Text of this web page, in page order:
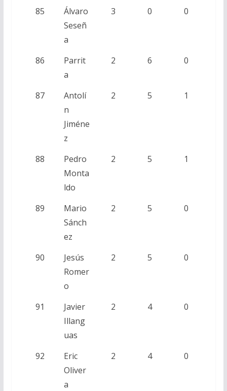
85
Álvaro
Seseñ
a
3 0 0
86
Parrit
a
2 6 0
87
Antolí
n
Jiméne
z
2 5 1
88
Pedro
Monta
ldo
2 5 1
89
Mario
Sánch
ez
2 5 0
90
Jesús
Romer
o
2 5 0
91
Javier
Illang
uas
2 4 0
92
Eric
Oliver
a
2 4 0